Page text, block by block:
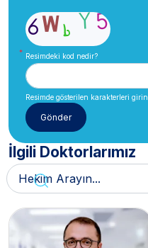
Resimdeki kod nedir?
Resimde gösterilen karakterleri girin.
İlgili Doktorlarımız